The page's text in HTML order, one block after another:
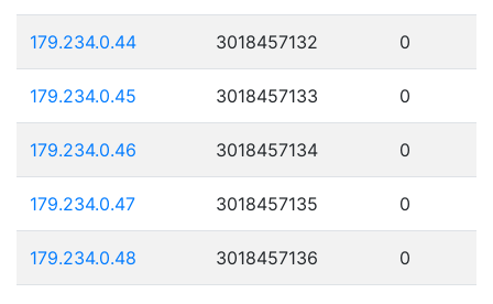
179.234.0.44 3018457132 0
179.234.0.45 3018457133 0
179.234.0.46 3018457134 0
179.234.0.47 3018457135 0
179.234.0.48 3018457136 0